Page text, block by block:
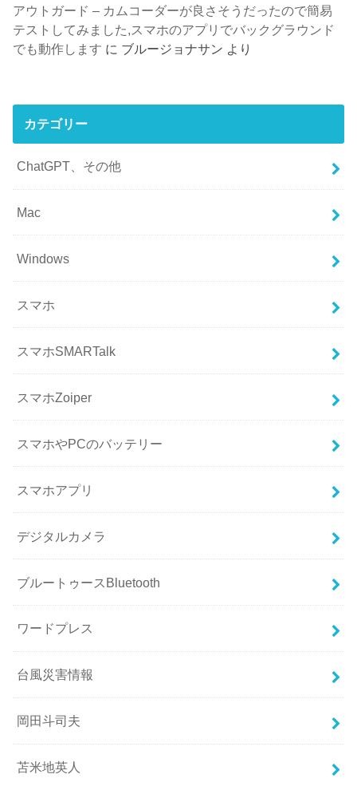
アウトガード – カムコーダーが良さそうだったので簡易
テストしてみました,スマホのアプリでバックグラウンド
でも動作します に ブルージョナサン より
カテゴリー
ChatGPT、その他
Mac
Windows
スマホ
スマホSMARTalk
スマホZoiper
スマホやPCのバッテリー
スマホアプリ
デジタルカメラ
ブルートゥースBluetooth
ワードプレス
台風災害情報
岡田斗司夫
苫米地英人